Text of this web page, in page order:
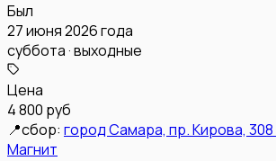
Был
27 июня 2026 года
суббота · выходные
Цена
4 800 руб
📍сбор: город Самара, пр. Кирова,
Магнит